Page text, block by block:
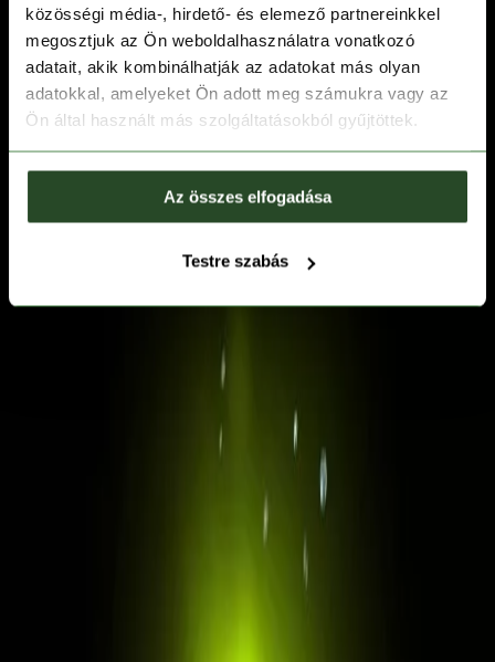
közösségi média-, hirdető- és elemező partnereinkkel
megosztjuk az Ön weboldalhasználatra vonatkozó
adatait, akik kombinálhatják az adatokat más olyan
adatokkal, amelyeket Ön adott meg számukra vagy az
Ön által használt más szolgáltatásokból gyűjtöttek.
Az összes elfogadása
Testre szabás